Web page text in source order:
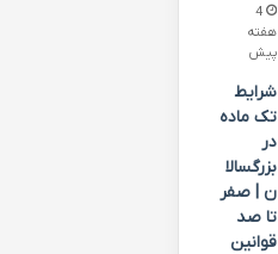
4
هفته
پیش
شرایط
تک ماده
در
بزرگسالا
ن | صفر
تا صد
قوانین